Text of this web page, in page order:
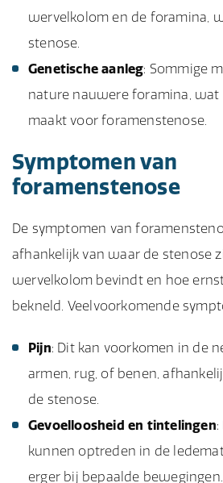
wervelkolom en de foramina,
stenose.
Genetische aanleg: Sommige
nature nauwere foramina, wat
maakt voor foramenstenose.
Symptomen van
foramenstenose
De symptomen van
afhankelijk van waar de stenose
wervelkolom bevindt en hoe
bekneld. Veelvoorkomende
Pijn: Dit kan voorkomen in de
armen, rug, of benen,
de stenose.
Gevoelloosheid en tintelingen
kunnen optreden in de
erger bij bepaalde bewegingen.